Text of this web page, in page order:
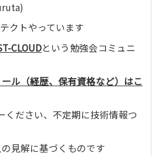
クトやっています
CLOUDという勉強会コミュニ
ル（経歴、保有資格など）はこ
ください、不定期に技術情報つ
見解に基づくものです